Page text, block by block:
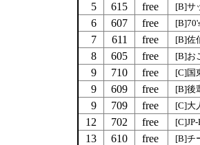
5 615 free [B]サ
6 607 free
7 611 free [B]佐
8 605 free [B]お
9 710 free [C]国
9 609 free [B]後
9 709 free [C]大
12 702 free
13 610 free [B]チ